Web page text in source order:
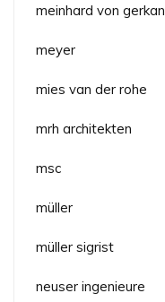
meinhard von gerkan
meyer
mies van der rohe
mrh architekten
msc
müller
müller sigrist
neuser ingenieure